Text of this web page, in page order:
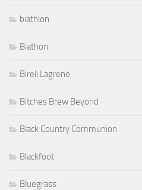
biathlon
Biathon
Bireli Lagrene
Bitches Brew Beyond
Black Country Communion
Blackfoot
Bluegrass